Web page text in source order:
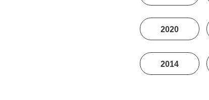
2020
2014